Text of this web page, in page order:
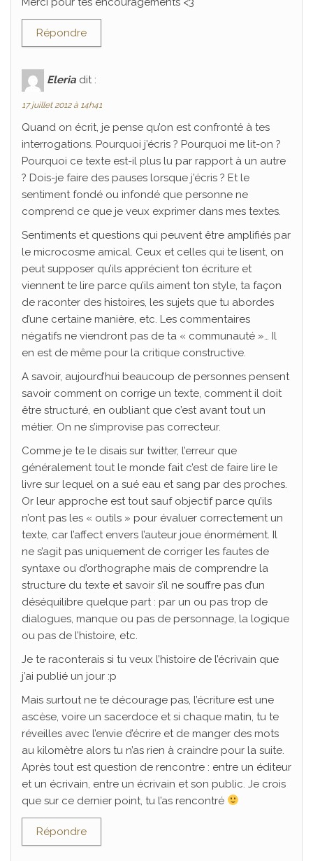
Répondre
Eleria dit :
17 juillet 2012 à 14h41
Quand on écrit, je pense qu’on est confronté à tes
interrogations. Pourquoi j’écris ? Pourquoi me lit-on ?
Pourquoi ce texte est-il plus lu par rapport à un autre
? Dois-je faire des pauses lorsque j’écris ? Et le
sentiment fondé ou infondé que personne ne
comprend ce que je veux exprimer dans mes textes.
Sentiments et questions qui peuvent être amplifiés par
le microcosme amical. Ceux et celles qui te lisent, on
peut supposer qu’ils apprécient ton écriture et
viennent te lire parce qu’ils aiment ton style, ta façon
de raconter des histoires, les sujets que tu abordes
d’une certaine manière, etc. Les commentaires
négatifs ne viendront pas de ta « communauté »… Il
en est de même pour la critique constructive.
A savoir, aujourd’hui beaucoup de personnes pensent
savoir comment on corrige un texte, comment il doit
être structuré, en oubliant que c’est avant tout un
métier. On ne s’improvise pas correcteur.
Comme je te le disais sur twitter, l’erreur que
généralement tout le monde fait c’est de faire lire le
livre sur lequel on a sué eau et sang par des proches.
Or leur approche est tout sauf objectif parce qu’ils
n’ont pas les « outils » pour évaluer correctement un
texte, car l’affect envers l’auteur joue énormément. Il
ne s’agit pas uniquement de corriger les fautes de
syntaxe ou d’orthographe mais de comprendre la
structure du texte et savoir s’il ne souffre pas d’un
déséquilibre quelque part : par un ou pas trop de
dialogues, manque ou pas de personnage, la logique
ou pas de l’histoire, etc.
Je te raconterais si tu veux l’histoire de l’écrivain que
j’ai publié un jour :p
Mais surtout ne te décourage pas, l’écriture est une
ascèse, voire un sacerdoce et si chaque matin, tu te
réveilles avec l’envie d’écrire et de manger des mots
au kilomètre alors tu n’as rien à craindre pour la suite.
Après tout est question de rencontre : entre un éditeur
et un écrivain, entre un écrivain et son public. Je crois
que sur ce dernier point, tu l’as rencontré
Répondre